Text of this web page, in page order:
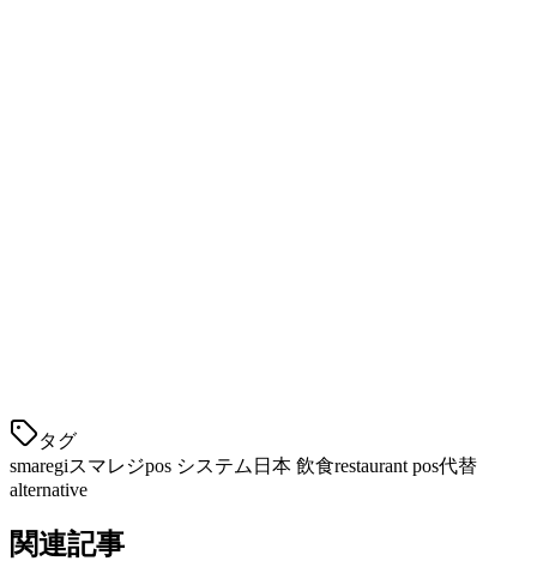
タグ
smaregiスマレジpos システム 日本 飲食restaurant pos代替
alternative
関連記事